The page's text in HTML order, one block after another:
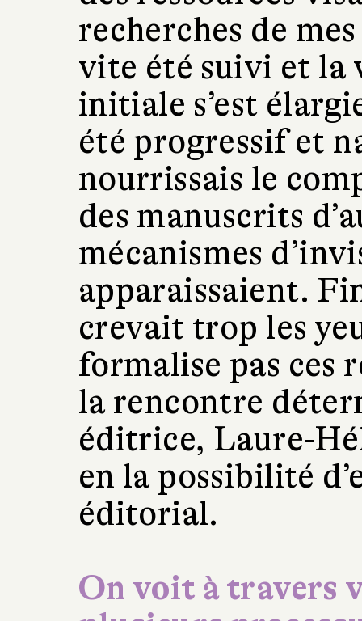
recherches de
vite été suivi et la
initiale s’est
été progressif et
nourrissais le
des manuscrits
mécanismes
apparaissaient.
crevait trop les
formalise pas ces
la rencontre
éditrice, Laure-
en la possibilité
éditorial.
On voit à travers